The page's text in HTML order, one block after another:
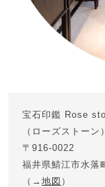
宝石印鑑 Rose
（ローズストーン）
〒916-0022
福井県鯖江市水落
（→ 地図 ）